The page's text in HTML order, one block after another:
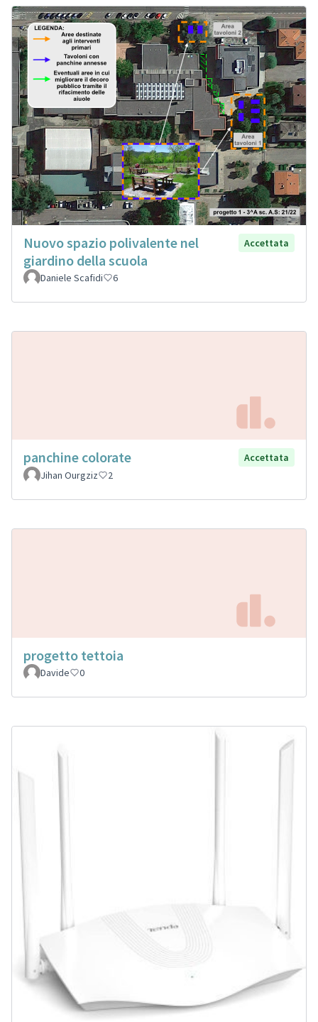
Nuovo spazio polivalente nel
giardino della scuola
Accettata
Daniele Scafidi 6
panchine colorate
Accettata
Jihan Ourgziz
2
progetto tettoia
Davide 0